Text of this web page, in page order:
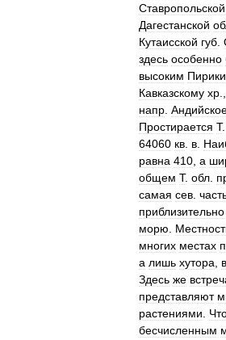
Ставропольской
Дагестанской
Кутаисской губ
здесь особенно
высоким
Кавказскому хр
напр
Простирается Т.
64060 кв в
равна 410 а
общем Т. обл
самая сев
приблизительно
морю
многих местах
а лишь хутора
Здесь же
представляют
растениями
бесчисленным